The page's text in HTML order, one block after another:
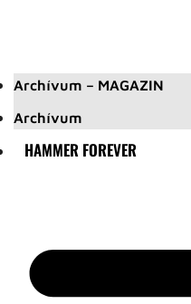
Archívum – MAGAZIN
Archívum
HAMMER FOREVER